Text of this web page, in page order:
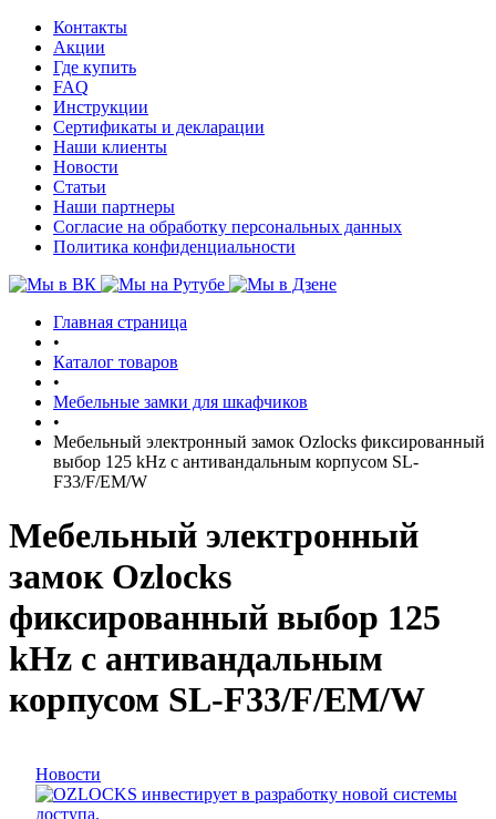
Контакты
Акции
Где купить
FAQ
Инструкции
Сертификаты и декларации
Наши клиенты
Новости
Статьи
Наши партнеры
Согласие на обработку персональных данных
Политика конфиденциальности
Главная страница
•
Каталог товаров
•
Мебельные замки для шкафчиков
•
Мебельный электронный замок Ozlocks фиксированный
выбор 125 kHz с антивандальным корпусом SL-
F33/F/EM/W
Мебельный электронный
замок Ozlocks
фиксированный выбор 125
kHz с антивандальным
корпусом SL-F33/F/EM/W
Новости